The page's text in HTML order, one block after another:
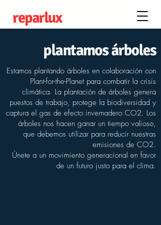
reparlux
plantamos árboles
Estamos plantando árboles en colaboración con
Plant-for-the-Planet para combatir la crisis
climática. La plantación de árboles genera
puestos de trabajo, protege la biodiversidad y
captura el gas de efecto invernadero CO2. Los
árboles nos hacen ganar un tiempo valioso,
que debemos utilizar para reducir nuestras
emisiones de CO2.
​Únete a un movimiento generacional en favor
de un futuro justo para el clima.